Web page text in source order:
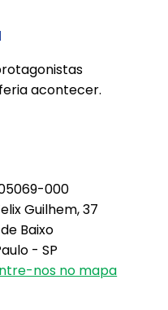
acontecer.
000
Guilhem, 37
Baixo
- SP
nos no mapa